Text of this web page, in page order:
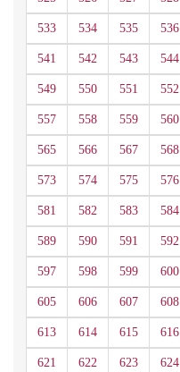
533 534 535 536
541 542 543 544
549 550 551 552
557 558 559 560
565 566 567 568
573 574 575 576
581 582 583 584
589 590 591 592
597 598 599 600
605 606 607 608
613 614 615 616
621 622 623 624